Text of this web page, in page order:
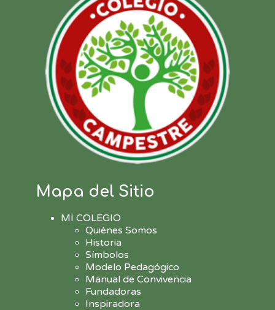
Mapa del Sitio
MI COLEGIO
Quiénes Somos
Historia
Símbolos
Modelo Pedagógico
Manual de Convivencia
Fundadoras
Inspiradora